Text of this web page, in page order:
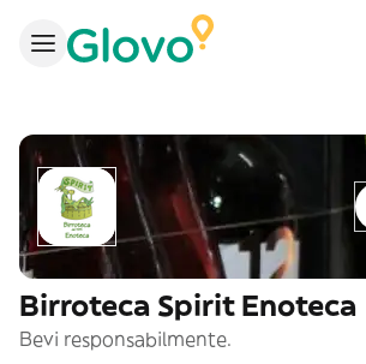
Birroteca Spirit Enoteca
Bevi responsabilmente.